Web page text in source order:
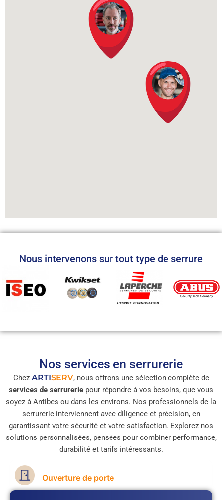
Nous intervenons sur tout type de serrure
Nos services en serrurerie
Chez ARTISERV, nous offrons une sélection complète de
services de serrurerie pour répondre à vos besoins, que vous
soyez à Antibes ou dans les environs. Nos professionnels de la
serrurerie interviennent avec diligence et précision, en
garantissant votre sécurité et votre satisfaction. Explorez nos
solutions personnalisées, pensées pour combiner performance,
durabilité et tarifs intéressants.
Ouverture de porte